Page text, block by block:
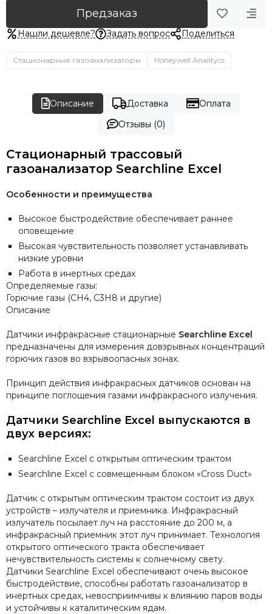
Предзаказ
Нашли дешевле? Задать вопрос Поделиться
Стационарные газоанализаторы Honeywell Analitycs
Описание Доставка
Оплата
Отзывы (0)
Стационарный трассовый
газоанализатор Searchline Excel
Особенности и преимущества
Высокое быстродействие обеспечивает раннее
оповещение
Высокая чувствительность позволяет устанавливать
низкие уровни
Работа в инертных средах
Определяемые газы:
Горючие газы (CH4, C3H8 и другие)
Описание
Датчики инфракрасные стационарные Searchline Excel
предназначены для измерения довзрывных концентраций
горючих газов во взрывоопасных зонах.
Принцип действия инфракрасных датчиков основан на
принципе поглощения газами инфракрасного излучения.
Датчики Searchline Excel выпускаются в
двух версиях:
Searchline Excel с открытым оптическим трактом
Searchline Excel с совмещенным блоком «Cross Duct»
Датчик с открытым оптическим трактом состоит из двух
устройств – излучателя и приемника. Инфpакpасный
излучатель посылает луч на расстояние до 200 м, а
инфракрасный приемник этот луч принимает. Технология
открытого оптического тракта обеспечивает
нечувствительность системы к солнечному свету.
Датчики Searchline Excel обеспечивают очень высокое
быстродействие, способны работать газоанализатор в
инертных средах, невосприимчивы к влиянию паров воды
и устойчивы к каталитическим ядам.